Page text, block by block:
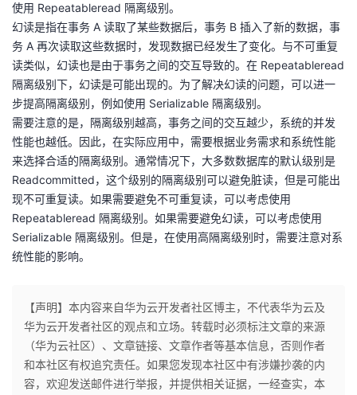
客
论
坛
的
圈
子
我
的
直
播
我
的
活
动
我
的
关
注
我
发
学
堂
我
Programs
我
的
持
我
使用 Repeatableread 隔离级别。
幻读是指在事务 A 读取了某些数据后，事务 B 插入了新的数据，事
务 A 再次读取这些数据时，发现数据已经发生了变化。与不可重复
读类似，幻读也是由于事务之间的交互导致的。在 Repeatableread
隔离级别下，幻读是可能出现的。为了解决幻读的问题，可以进一
步提高隔离级别，例如使用 Serializable 隔离级别。
需要注意的是，隔离级别越高，事务之间的交互越少，系统的并发
性能也越低。因此，在实际应用中，需要根据业务需求和系统性能
来选择合适的隔离级别。通常情况下，大多数数据库的默认级别是
Readcommitted，这个级别的隔离级别可以避免脏读，但是可能出
现不可重复读。如果需要避免不可重复读，可以考虑使用
Repeatableread 隔离级别。如果需要避免幻读，可以考虑使用
Serializable 隔离级别。但是，在使用高隔离级别时，需要注意对系
统性能的影响。
【声明】本内容来自华为云开发者社区博主，不代表华为云及
华为云开发者社区的观点和立场。转载时必须标注文章的来源
（华为云社区）、文章链接、文章作者等基本信息，否则作者
和本社区有权追究责任。如果您发现本社区中有涉嫌抄袭的内
容，欢迎发送邮件进行举报，并提供相关证据，一经查实，本